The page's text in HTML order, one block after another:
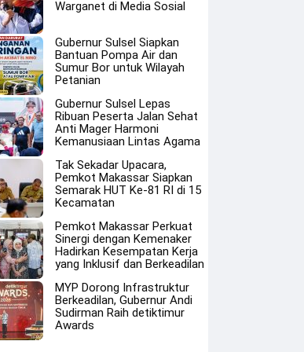
Warganet di Media Sosial
Gubernur Sulsel Siapkan
Bantuan Pompa Air dan
Sumur Bor untuk Wilayah
Petanian
Gubernur Sulsel Lepas
Ribuan Peserta Jalan Sehat
Anti Mager Harmoni
Kemanusiaan Lintas Agama
Tak Sekadar Upacara,
Pemkot Makassar Siapkan
Semarak HUT Ke-81 RI di 15
Kecamatan
Pemkot Makassar Perkuat
Sinergi dengan Kemenaker
Hadirkan Kesempatan Kerja
yang Inklusif dan Berkeadilan
MYP Dorong Infrastruktur
Berkeadilan, Gubernur Andi
Sudirman Raih detiktimur
Awards